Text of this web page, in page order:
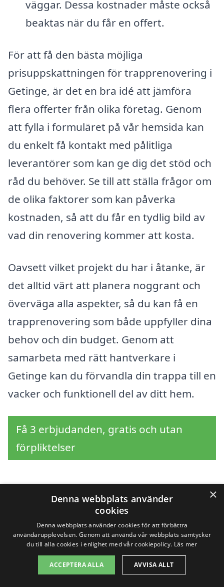
väggar. Dessa kostnader måste också
beaktas när du får en offert.
För att få den bästa möjliga
prisuppskattningen för trapprenovering i
Getinge, är det en bra idé att jämföra
flera offerter från olika företag. Genom
att fylla i formuläret på vår hemsida kan
du enkelt få kontakt med pålitliga
leverantörer som kan ge dig det stöd och
råd du behöver. Se till att ställa frågor om
de olika faktorer som kan påverka
kostnaden, så att du får en tydlig bild av
vad din renovering kommer att kosta.
Oavsett vilket projekt du har i åtanke, är
det alltid värt att planera noggrant och
överväga alla aspekter, så du kan få en
trapprenovering som både uppfyller dina
behov och din budget. Genom att
samarbeta med rätt hantverkare i
Getinge kan du förvandla din trappa till en
vacker och funktionell del av ditt hem.
Få 3 erbjudanden, gratis och utan
förpliktelser
Sök efter en
professionell för
trapprenovering i andra
städer nära Getinge
×
Denna webbplats använder
cookies
Denna webbplats använder cookies för att förbättra
användarupplevelsen. Genom att använda vår webbplats samtycker
du till alla cookies i enlighet med vår cookiepolicy. Läs mer
ACCEPTERA ALLA AVVISA ALLT